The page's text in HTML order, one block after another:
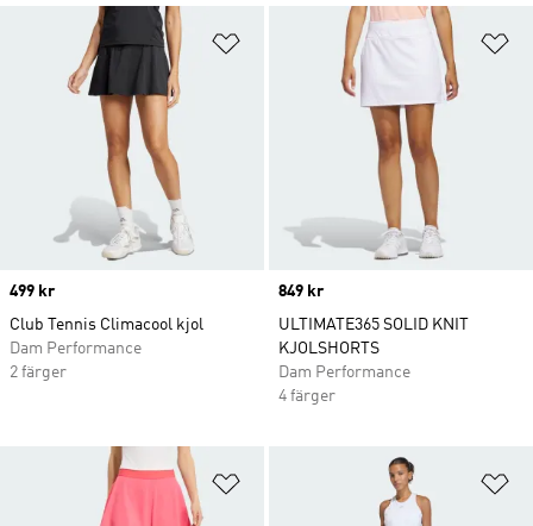
Lägg till på önskelistan
Price
499 kr
Club Tennis Climacool kjol
Dam Performance
2 färger
Price
849 kr
ULTIMATE365 SOLID KNIT
KJOLSHORTS
Dam Performance
4 färger
Lägg till på önskelistan